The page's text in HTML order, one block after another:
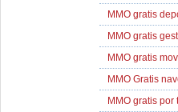
MMO gratis
MMO gratis
MMO gratis
MMO Gratis
MMO gratis por